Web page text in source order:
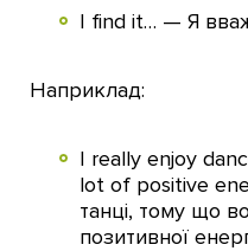
I find it… — Я
Наприклад:
I really enjoy
lot of positive
танці, тому що
позитивної